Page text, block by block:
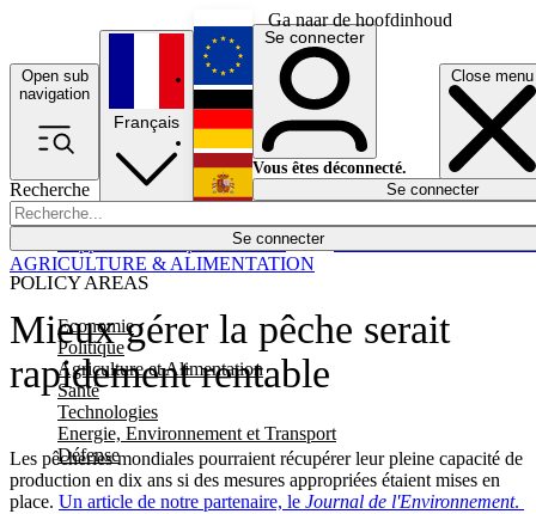
Ga naar de hoofdinhoud
Open sub
navigation
Close menu
Recherche
Se connecter
POLICY AREAS
Economie
Politique
Agriculture et Alimentation
Santé
Technologies
Energie, Environnement et Transport
Défense
Économie
Français
English
Deutsch
Español
Se connecter
Vous êtes déconnecté.
Se connecter
Mieux gérer la pêche serait
rapidement rentable
Les pêcheries mondiales pourraient récupérer leur pleine capacité de
production en dix ans si des mesures appropriées étaient mises en
place. Un article de notre partenaire, le Journal de l'Environnement.
AGRICULTURE & ALIMENTATION